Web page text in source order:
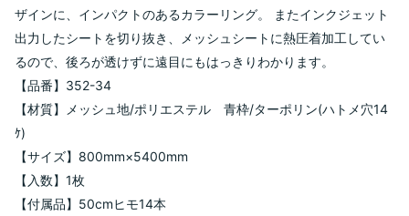
ザインに、インパクトのあるカラーリング。 またインクジェット
出力したシートを切り抜き、メッシュシートに熱圧着加工してい
るので、後ろが透けずに遠目にもはっきりわかります。
【品番】352-34
【材質】メッシュ地/ポリエステル 青枠/ターポリン(ハトメ穴14
ｹ)
【サイズ】800mm×5400mm
【入数】1枚
【付属品】50cmヒモ14本